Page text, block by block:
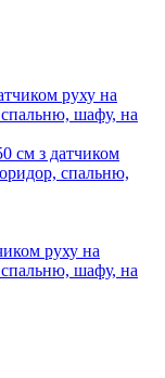
руху на
спальню, шафу, на